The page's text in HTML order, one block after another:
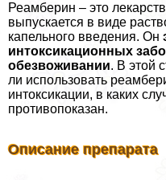
Реамберин – это
выпускается в виде
капельного введения. Он
интоксикационных
обезвоживании. В этой
ли использовать
интоксикации, в каких
противопоказан.
Описание препарата